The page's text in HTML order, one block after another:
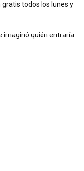
gratis todos los lunes y
imaginó quién entraría